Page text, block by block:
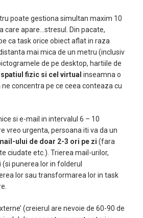
poate gestiona simultan maxim 10
care apare…stresul. Din pacate,
ca task orice obiect aflat in raza
mai mica de un metru (inclusiv
de pe desktop, hartiile de
fizic si cel virtual inseamna o
concentra pe ce ceea conteaza cu
si e-mail in intervalul 6 – 10
vreo urgenta, persoana iti va da un
ului de doar 2-3 ori pe zi (fara
ciudate etc.). Trierea mail-urilor,
punerea lor in folderul
lor sau transformarea lor in task
(creierul are nevoie de 60-90 de